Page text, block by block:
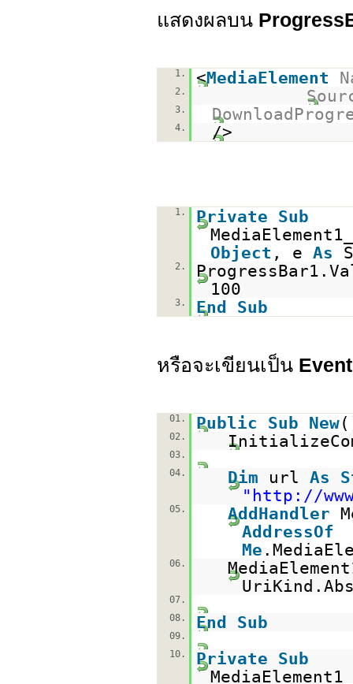
แสดงผลบน
1. <MediaElement
2.
3.
4. />
1. Private Sub
Object , e As
2.
100
3. End Sub
หรือจะเขียนเป็น
01. Public Sub New
02.
03.
04.
Dim url As
" http://
05. AddHandler
AddressOf
Me
06.
07.
08.
End Sub
09.
10.
Private Sub